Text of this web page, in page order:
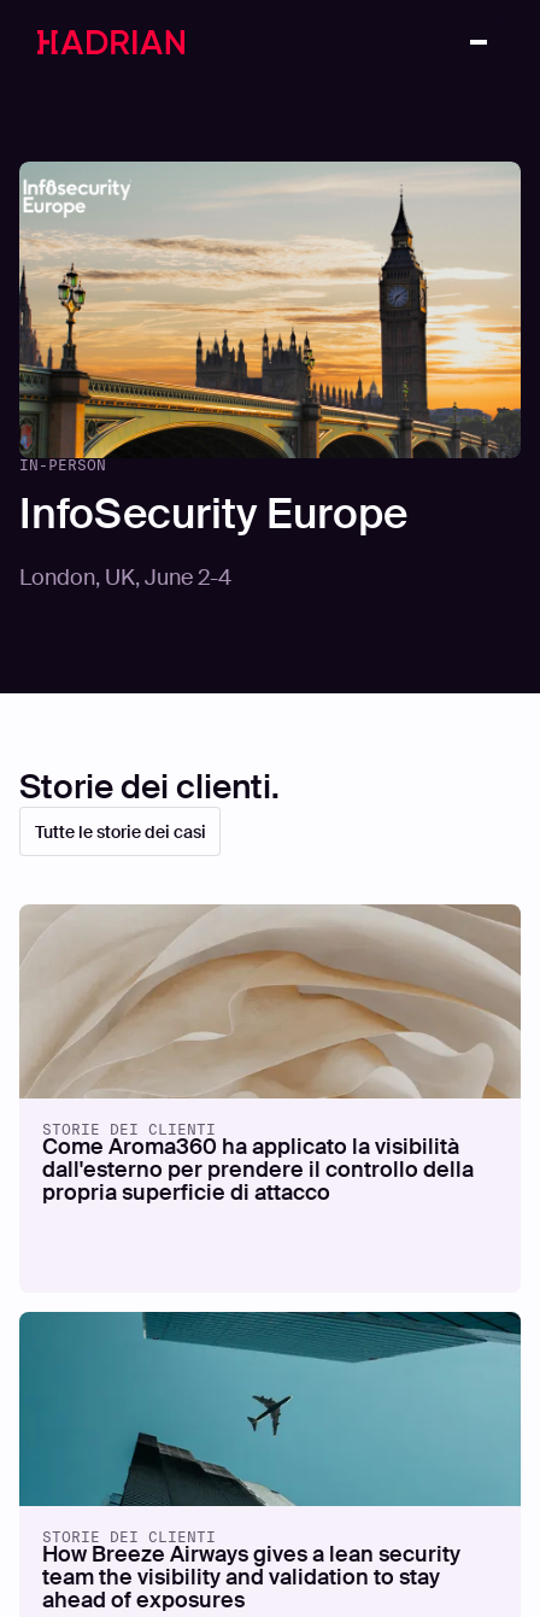
IN-PERSON
InfoSecurity Europe
London, UK,June 2-4
Storie dei clienti.
Tutte le storie dei casi
STORIE DEI CLIENTI
Come Aroma360 ha applicato la visibilità
dall'esterno per prendere il controllo della
propria superficie di attacco
STORIE DEI CLIENTI
How Breeze Airways gives a lean security
team the visibility and validation to stay
ahead of exposures